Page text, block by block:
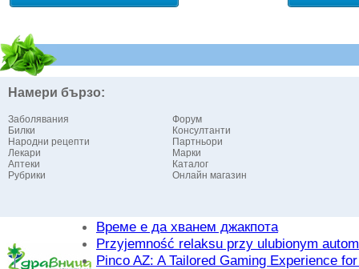
Намери бързо:
Заболявания
Билки
Народни рецепти
Лекари
Аптеки
Рубрики
Форум
Консултанти
Партньори
Марки
Каталог
Онлайн магазин
Време е да хванем джакпота
Przyjemność relaksu przy ulubionym
Pinco AZ: A Tailored Gaming Experience